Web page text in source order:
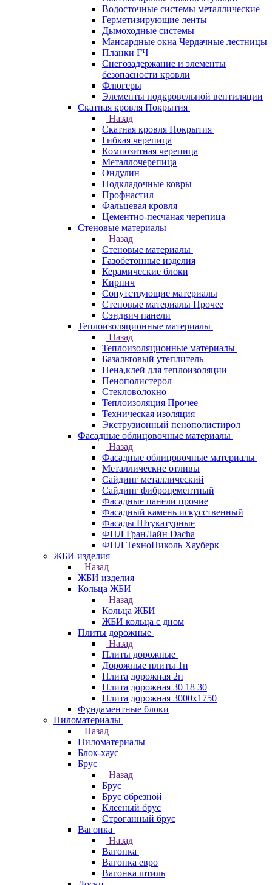
Водосточные системы металлические
Герметизирующие ленты
Дымоходные системы
Мансардные окна Чердачные лестницы
Планки ГЧ
Снегозадержание и элементы
безопасности кровли
Флюгеры
Элементы подкровельной вентиляции
Скатная кровля Покрытия
Назад
Скатная кровля Покрытия
Гибкая черепица
Композитная черепица
Металлочерепица
Ондулин
Подкладочные ковры
Профнастил
Фальцевая кровля
Цементно-песчаная черепица
Стеновые материалы
Назад
Стеновые материалы
Газобетонные изделия
Керамические блоки
Кирпич
Сопутствующие материалы
Стеновые материалы Прочее
Сэндвич панели
Теплоизоляционные материалы
Назад
Теплоизоляционные материалы
Базальтовый утеплитель
Пена,клей для теплоизоляции
Пенополистерол
Стекловолокно
Теплоизоляция Прочее
Техническая изоляция
Экструзионный пенополистирол
Фасадные облицовочные материалы
Назад
Фасадные облицовочные материалы
Металлические отливы
Сайдинг металлический
Сайдинг фиброцементный
Фасадные панели прочие
Фасадный камень искусственный
Фасады Штукатурные
ФПЛ ГранЛайн Dacha
ФПЛ ТехноНиколь Хауберк
ЖБИ изделия
Назад
ЖБИ изделия
Кольца ЖБИ
Назад
Кольца ЖБИ
ЖБИ кольца с дном
Плиты дорожные
Назад
Плиты дорожные
Дорожные плиты 1п
Плита дорожная 2п
Плита дорожная 30 18 30
Плита дорожная 3000х1750
Фундаментные блоки
Пиломатериалы
Назад
Пиломатериалы
Блок-хаус
Брус
Назад
Брус
Брус обрезной
Клееный брус
Строганный брус
Вагонка
Назад
Вагонка
Вагонка евро
Вагонка штиль